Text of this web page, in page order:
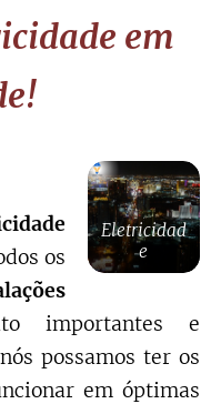
em
Eletricidad
e
os
importantes e
possamos ter os
em óptimas